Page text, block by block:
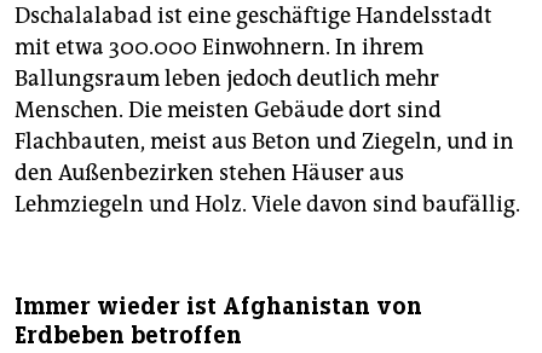
Dschalalabad ist eine geschäftige Handelsstadt
mit etwa 300.000 Einwohnern. In ihrem
Ballungsraum leben jedoch deutlich mehr
Menschen. Die meisten Gebäude dort sind
Flachbauten, meist aus Beton und Ziegeln, und in
den Außenbezirken stehen Häuser aus
Lehmziegeln und Holz. Viele davon sind baufällig.
Immer wieder ist Afghanistan von
Erdbeben betroffen